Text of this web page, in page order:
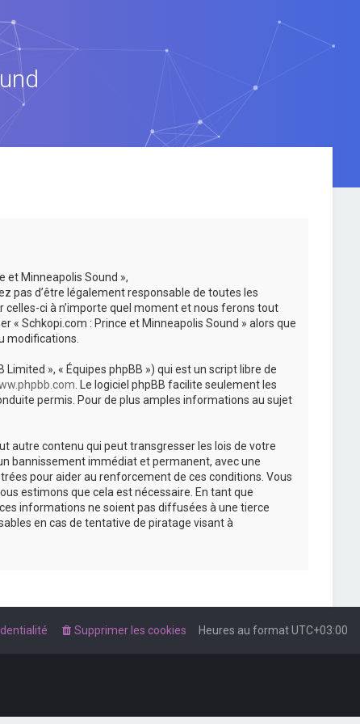
et Minneapolis Sound »,
pas d’être légalement responsable de toutes les
celles-ci à n’importe quel moment et nous ferons tout
« Schkopi.com : Prince et Minneapolis Sound » alors que
modifications.
Limited », « Équipes phpBB ») qui est un script libre de
. Le logiciel phpBB facilite seulement les
permis. Pour de plus amples informations au sujet
autre contenu qui peut transgresser les lois de votre
bannissement immédiat et permanent, avec une
pour aider au renforcement de ces conditions. Vous
estimons que cela est nécessaire. En tant que
informations ne soient pas diffusées à une tierce
en cas de tentative de piratage visant à
Heures au formatUTC+03:00
Supprimer les cookies